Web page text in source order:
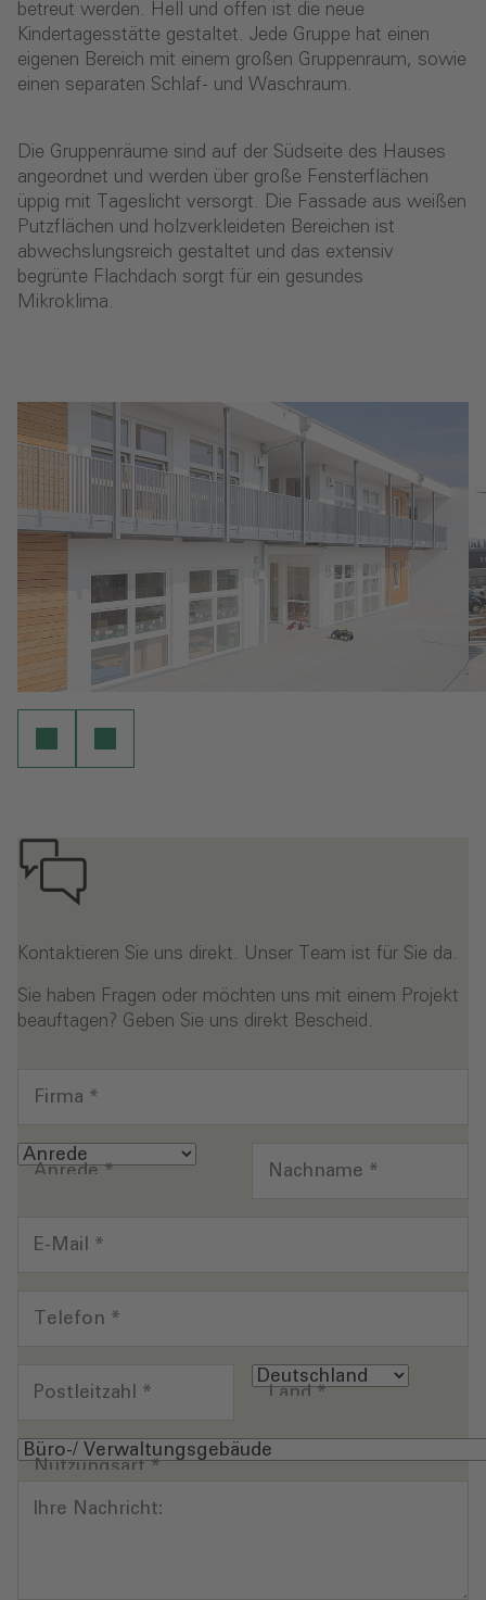
betreut werden. Hell und offen ist die neue
Kindertagesstätte gestaltet. Jede Gruppe hat einen
eigenen Bereich mit einem großen Gruppenraum, sowie
einen separaten Schlaf- und Waschraum.
Die Gruppenräume sind auf der Südseite des Hauses
angeordnet und werden über große Fensterflächen
üppig mit Tageslicht versorgt. Die Fassade aus weißen
Putzflächen und holzverkleideten Bereichen ist
abwechslungsreich gestaltet und das extensiv
begrünte Flachdach sorgt für ein gesundes
Mikroklima.
Kontaktieren Sie uns direkt. Unser Team ist für Sie da.
Sie haben Fragen oder möchten uns mit einem Projekt
beauftagen? Geben Sie uns direkt Bescheid.
Firma *
Anrede* Nachname *
E-Mail *
Telefon *
Postleitzahl * Land*
Nutzungsart*
Ihre Nachricht: